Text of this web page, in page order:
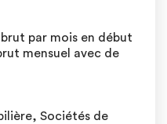
par mois en début
mensuel avec de
Sociétés de